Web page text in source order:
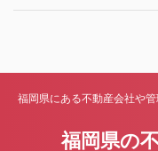
福岡県にある不動産会社や
福岡県の